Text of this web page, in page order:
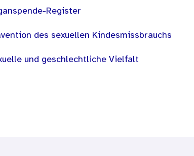
Register
des sexuellen Kindesmissbrauchs
und geschlechtliche Vielfalt